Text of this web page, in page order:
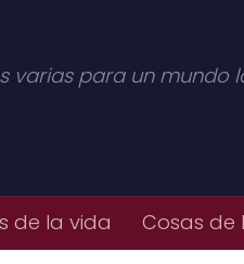
varias para un mundo
de la vida Cosas de